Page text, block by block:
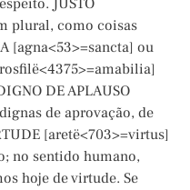
JUSTO
plural, como coisas
[agna<53>=sancta] ou
DE APLAUSO
de aprovação, de
[aretë<703>=virtus]
no sentido humano,
hoje de virtude. Se